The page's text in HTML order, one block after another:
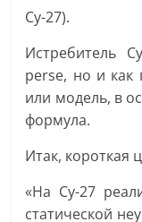
Су-27).
Истребитель
perse, но и как
или модель, в
формула.
Итак, короткая
«На Су-27
статической